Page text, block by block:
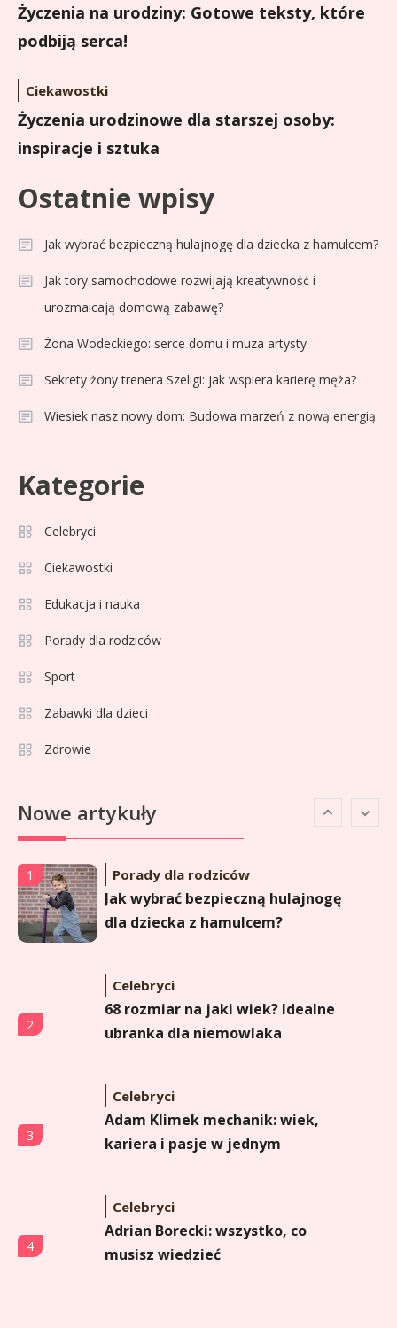
Życzenia na urodziny: Gotowe teksty, które
podbiją serca!
Ciekawostki
Życzenia urodzinowe dla starszej osoby:
inspiracje i sztuka
Ostatnie wpisy
Jak wybrać bezpieczną hulajnogę dla dziecka z hamulcem?
Jak tory samochodowe rozwijają kreatywność i
urozmaicają domową zabawę?
Żona Wodeckiego: serce domu i muza artysty
Sekrety żony trenera Szeligi: jak wspiera karierę męża?
Wiesiek nasz nowy dom: Budowa marzeń z nową energią
Kategorie
Celebryci
Ciekawostki
Edukacja i nauka
Porady dla rodziców
Sport
Zabawki dla dzieci
Zdrowie
Nowe artykuły
kariera i pasje w jednym
Adrian Borecki: wszystko, co
6
popularna influencerka?
1 Porady dla rodziców
Jak wybrać bezpieczną hulajnogę
dla dziecka z hamulcem?
2
Celebryci
68 rozmiar na jaki wiek? Idealne
ubranka dla niemowlaka
3
Celebryci
Adam Klimek mechanik: wiek,
kariera i pasje w jednym
4
Celebryci
Adrian Borecki: wszystko, co
musisz wiedzieć